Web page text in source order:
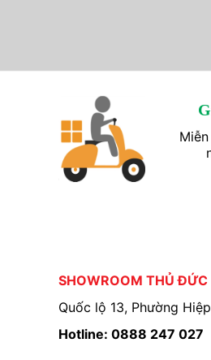
SHOWROOM THỦ ĐỨC
Quốc lộ 13, Phường
Hotline: 0888 247 027